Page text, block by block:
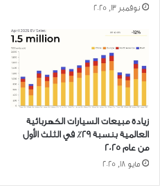
نوفمبر 13, 2025
زيادة مبيعات السيارات الكهربائية
العالمية بنسبة ٢٩٪ في الثلث الأول
من عام ٢٠٢٥
مايو 18, 2025